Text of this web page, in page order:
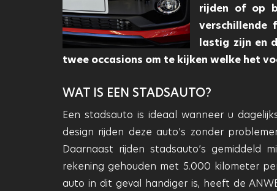
rijden of op
verschillende
lastig zijn en
twee occasions om te kijken welke het
WAT IS EEN STADSAUTO?
Een stadsauto is ideaal wanneer u
design rijden deze auto’s zonder
Daarnaast rijden stadsauto’s gemiddeld
rekening gehouden met 5.000 kilometer
auto in dit geval handiger is, heeft de